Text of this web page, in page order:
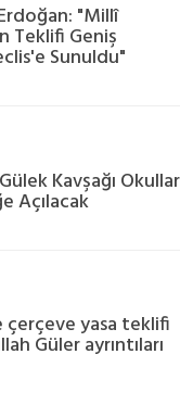
"Millî
Teklifi Geniş
Sunuldu"
Kavşağı Okullar
Açılacak
çerçeve yasa teklifi
Güler ayrıntıları